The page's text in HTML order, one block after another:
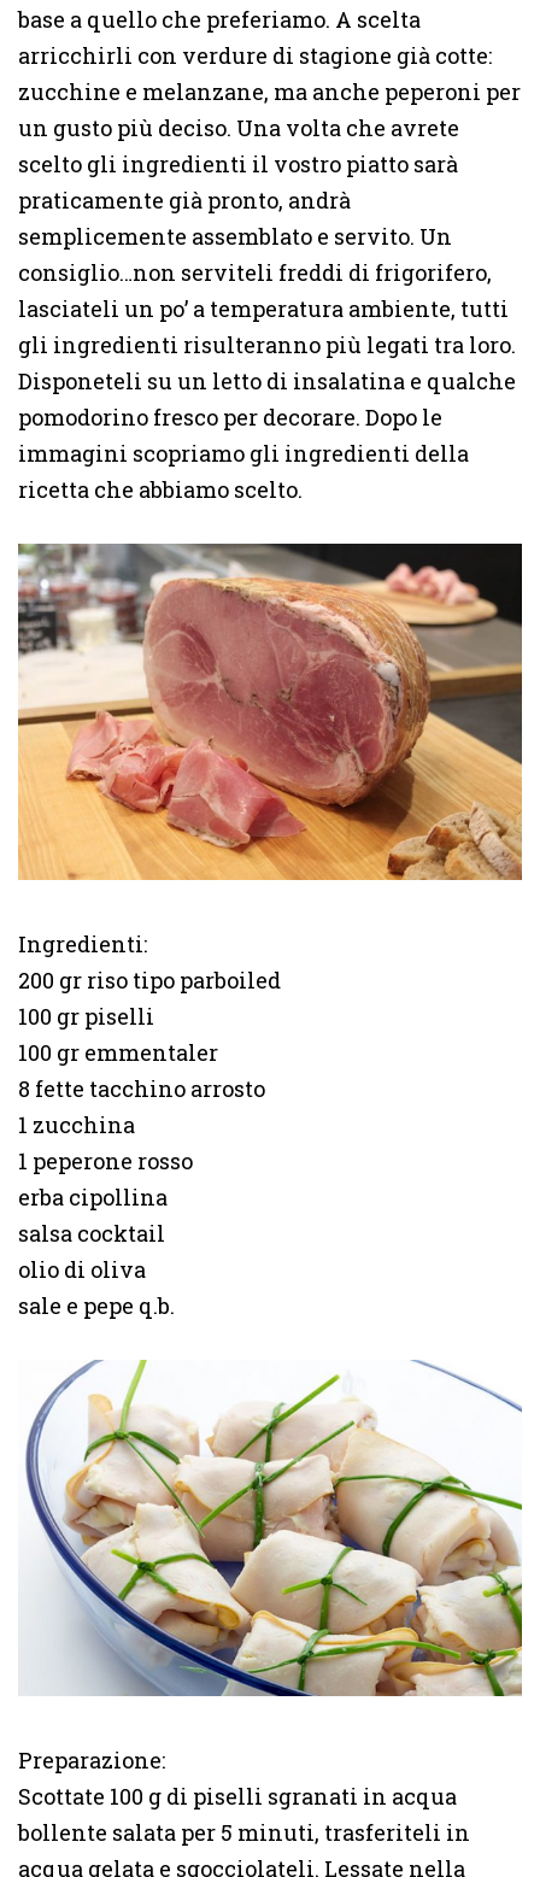
base a quello che preferiamo. A scelta
arricchirli con verdure di stagione già cotte:
zucchine e melanzane, ma anche peperoni per
un gusto più deciso. Una volta che avrete
scelto gli ingredienti il vostro piatto sarà
praticamente già pronto, andrà
semplicemente assemblato e servito. Un
consiglio…non serviteli freddi di frigorifero,
lasciateli un po’ a temperatura ambiente, tutti
gli ingredienti risulteranno più legati tra loro.
Disponeteli su un letto di insalatina e qualche
pomodorino fresco per decorare. Dopo le
immagini scopriamo gli ingredienti della
ricetta che abbiamo scelto.
Ingredienti:
200 gr riso tipo parboiled
100 gr piselli
100 gr emmentaler
8 fette tacchino arrosto
1 zucchina
1 peperone rosso
erba cipollina
salsa cocktail
olio di oliva
sale e pepe q.b.
Preparazione:
Scottate 100 g di piselli sgranati in acqua
bollente salata per 5 minuti, trasferiteli in
acqua gelata e sgocciolateli. Lessate nella